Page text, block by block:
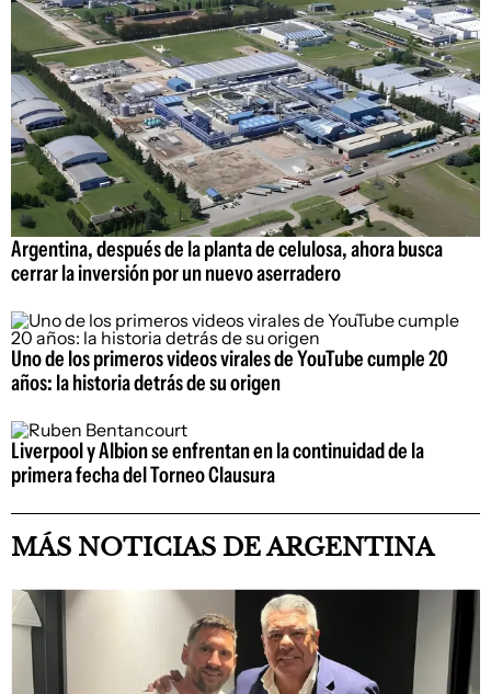
Argentina, después de la planta de celulosa, ahora busca
cerrar la inversión por un nuevo aserradero
Uno de los primeros videos virales de YouTube cumple 20
años: la historia detrás de su origen
Liverpool y Albion se enfrentan en la continuidad de la
primera fecha del Torneo Clausura
MÁS NOTICIAS DE ARGENTINA